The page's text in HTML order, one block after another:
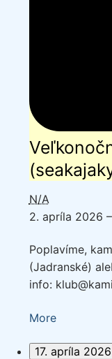
N/A
2. apríla 2026 –
Poplavíme,
(Jadranské)
info:
Moreabout
17. apríla 2026